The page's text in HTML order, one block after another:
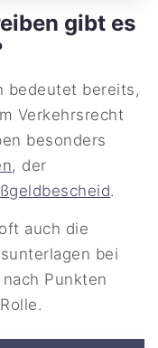
gibt es
bedeutet bereits,
Verkehrsrecht
besonders
, der
.
auch die
bei
Punkten